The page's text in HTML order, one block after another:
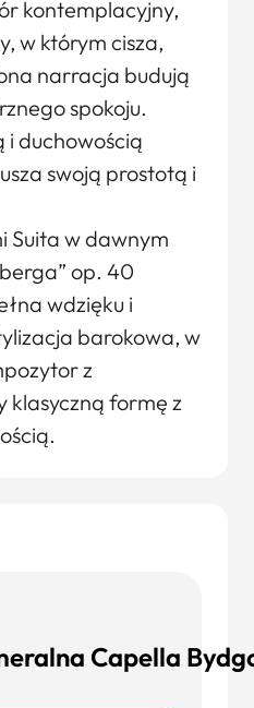
kontemplacyjny,
w którym cisza,
narracja budują
spokoju.
duchowością
swoją prostotą i
Suita w dawnym
op. 40
wdzięku i
barokowa, w
z
klasyczną formę z
Capella